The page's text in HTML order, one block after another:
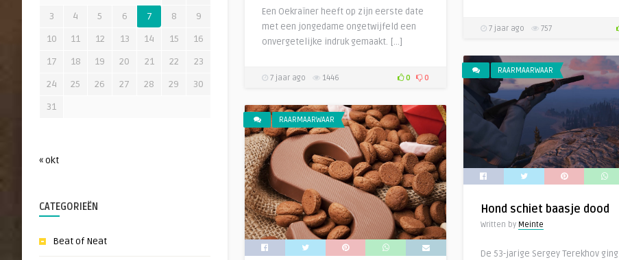
3
4 5 6 7 8
9
10
11 12 13 14 15
16
17
18 19 20 21 22
23
24
25 26 27 28 29
30
31
« okt
CATEGORIEËN
Beat of Neat
Een Oekraïner heeft op zijn eerste date
met een jongedame ongetwijfeld een
onvergetelijke indruk gemaakt. […]
7 jaar ago 1446 0 0
7 jaar ago 757
RAARMAARWAAR
Hond schiet baasje dood
Written by Meinte
De 53-jarige Sergey Terekhov ging
RAARMAARWAAR